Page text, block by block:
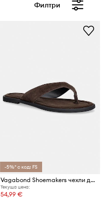
Филтри
-5%* с код: FS
Vagabond Shoemakers чехли дамски от велур ZAIDA
Текуща цена:
54,99 €